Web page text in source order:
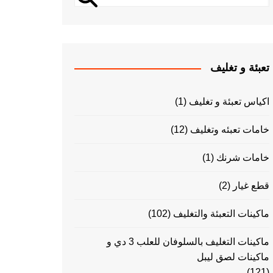
تعبئة و تغليف
اكياس تعبئة و تغليف (1)
خامات تعبئه وتغليف (12)
خامات شرنك (1)
قطع غيار (2)
ماكينات التعبئة والتغليف (102)
ماكينات التغليف بالسلوفان للعلب 3 دي و
ماكينات لصق ليبل